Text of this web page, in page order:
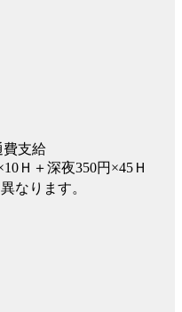
費支給
Ｈ＋深夜350円×45Ｈ
なります。